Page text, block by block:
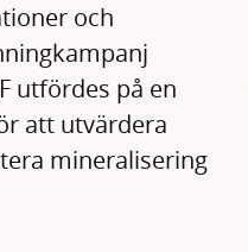
och
utfördes på en
att utvärdera
mineralisering